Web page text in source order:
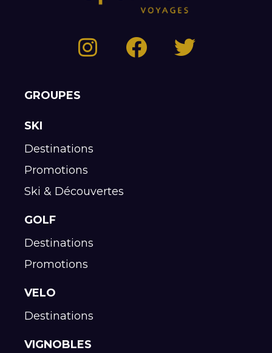
GROUPES
SKI
Destinations
Promotions
Ski & Découvertes
GOLF
Destinations
Promotions
VELO
Destinations
VIGNOBLES